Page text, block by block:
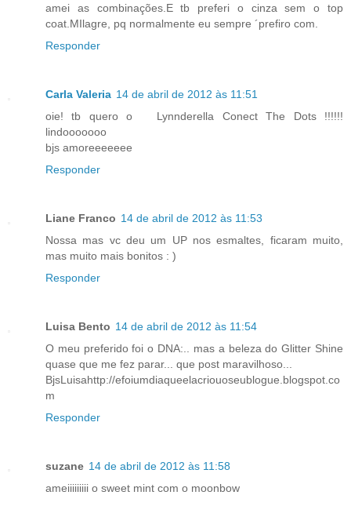
amei as combinações.E tb preferi o cinza sem o top
coat.MIlagre, pq normalmente eu sempre ´prefiro com.
Responder
Carla Valeria 14 de abril de 2012 às 11:51
oie! tb quero o Lynnderella Conect The Dots !!!!!!
lindooooooo
bjs amoreeeeeee
Responder
Liane Franco 14 de abril de 2012 às 11:53
Nossa mas vc deu um UP nos esmaltes, ficaram muito,
mas muito mais bonitos : )
Responder
Luisa Bento 14 de abril de 2012 às 11:54
O meu preferido foi o DNA:.. mas a beleza do Glitter Shine
quase que me fez parar... que post maravilhoso...
BjsLuisahttp://efoiumdiaqueelacriouoseublogue.blogspot.co
m
Responder
suzane 14 de abril de 2012 às 11:58
ameiiiiiiiii o sweet mint com o moonbow